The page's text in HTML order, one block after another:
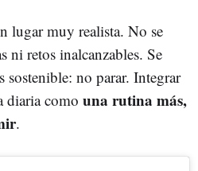
lugar muy realista. No se
ni retos inalcanzables. Se
no parar. Integrar
diaria como una rutina más,
.